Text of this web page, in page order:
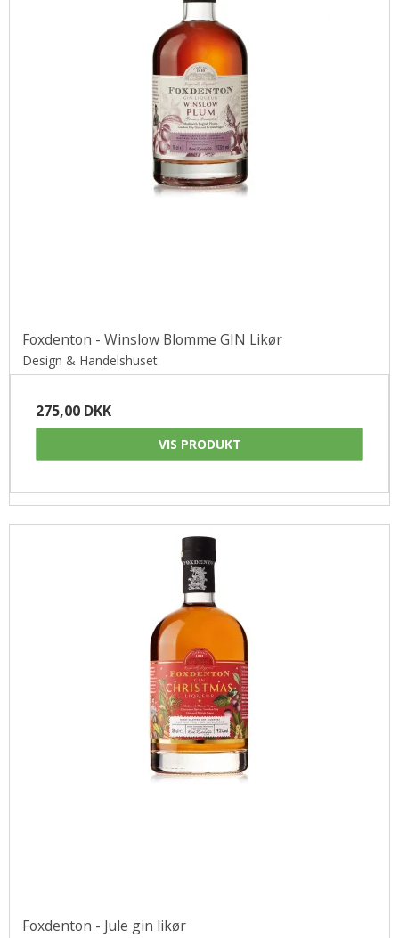
Foxdenton - Winslow Blomme GIN Likør
Design & Handelshuset
275,00 DKK
VIS PRODUKT
Foxdenton - Jule gin likør